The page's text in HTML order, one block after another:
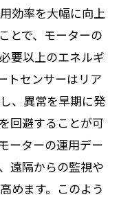
効率を大幅に向上
とで、モーターの
要以上のエネルギ
トセンサーはリア
、異常を早期に発
回避することが可
ーターの運用デー
遠隔からの監視や
めます。このよう